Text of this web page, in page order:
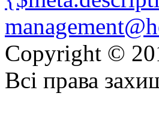
Copyright ©
Всі права